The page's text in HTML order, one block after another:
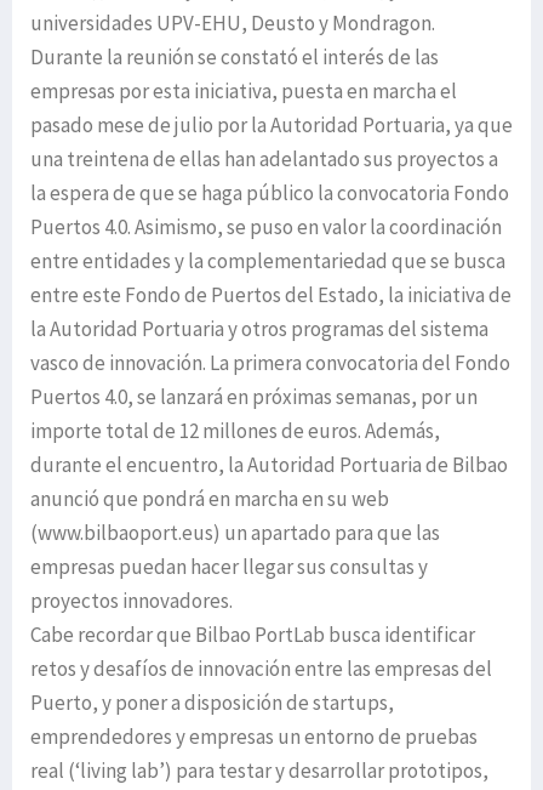
universidades UPV-EHU, Deusto y Mondragon.
Durante la reunión se constató el interés de las
empresas por esta iniciativa, puesta en marcha el
pasado mese de julio por la Autoridad Portuaria, ya que
una treintena de ellas han adelantado sus proyectos a
la espera de que se haga público la convocatoria Fondo
Puertos 4.0. Asimismo, se puso en valor la coordinación
entre entidades y la complementariedad que se busca
entre este Fondo de Puertos del Estado, la iniciativa de
la Autoridad Portuaria y otros programas del sistema
vasco de innovación. La primera convocatoria del Fondo
Puertos 4.0, se lanzará en próximas semanas, por un
importe total de 12 millones de euros. Además,
durante el encuentro, la Autoridad Portuaria de Bilbao
anunció que pondrá en marcha en su web
(www.bilbaoport.eus) un apartado para que las
empresas puedan hacer llegar sus consultas y
proyectos innovadores.
Cabe recordar que Bilbao PortLab busca identificar
retos y desafíos de innovación entre las empresas del
Puerto, y poner a disposición de startups,
emprendedores y empresas un entorno de pruebas
real (‘living lab’) para testar y desarrollar prototipos,